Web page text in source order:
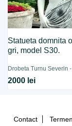
Statueta domnita
gri, model S30.
Drobeta Turnu Severin
2000 lei
Contact